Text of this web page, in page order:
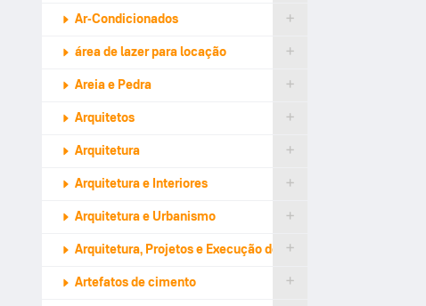
Ar-Condicionados
área de lazer para locação
Areia e Pedra
Arquitetos
Arquitetura
Arquitetura e Interiores
Arquitetura e Urbanismo
Arquitetura, Projetos e Execução de Design
Artefatos de cimento